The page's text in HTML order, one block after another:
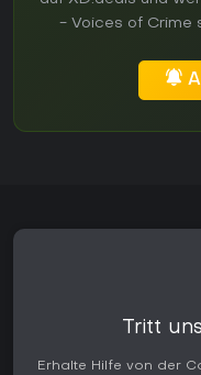
- Voices of Crime
Tritt
Erhalte Hilfe von der